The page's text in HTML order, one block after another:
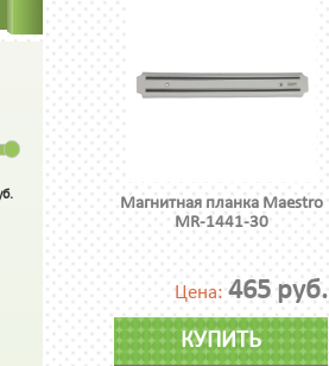
Магнитная планка Maestro
MR-1441-30
Цена: 465 руб.
КУПИТЬ